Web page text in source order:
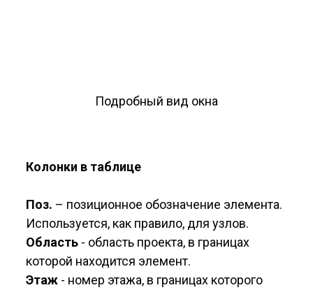
Подробный вид окна
Колонки в таблице
Поз. – позиционное обозначение элемента.
Используется, как правило, для узлов.
Область - область проекта, в границах
которой находится элемент.
Этаж - номер этажа, в границах которого